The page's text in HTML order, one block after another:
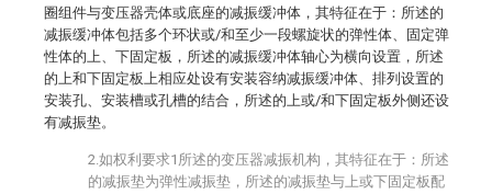
圈组件与变压器壳体或底座的减振缓冲体，其特征在于：所述的
减振缓冲体包括多个环状或/和至少一段螺旋状的弹性体、固定弹
性体的上、下固定板，所述的减振缓冲体轴心为横向设置，所述
的上和下固定板上相应处设有安装容纳减振缓冲体、排列设置的
安装孔、安装槽或孔槽的结合，所述的上或/和下固定板外侧还设
有减振垫。
2.如权利要求1所述的变压器减振机构，其特征在于：所述
的减振垫为弹性减振垫，所述的减振垫与上或下固定板配